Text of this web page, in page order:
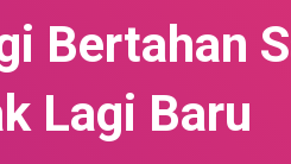
Bertahan
Lagi Baru